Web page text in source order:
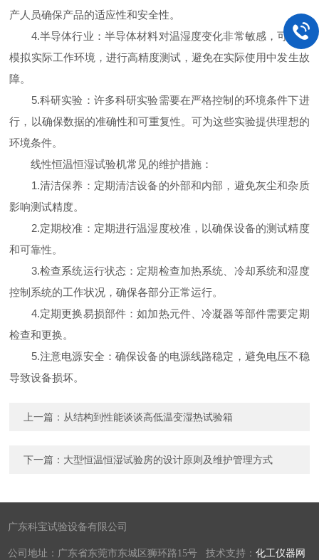
产人员确保产品的适应性和安全性。
4.半导体行业：半导体材料对温湿度变化非常敏感，可用来
模拟实际工作环境，进行高精度测试，避免在实际使用中发生故
障。
5.科研实验：许多科研实验需要在严格控制的环境条件下进
行，以确保数据的准确性和可重复性。可为这些实验提供理想的
环境条件。
线性恒温恒湿试验机常见的维护措施：
1.清洁保养：定期清洁设备的外部和内部，避免灰尘和杂质
影响测试精度。
2.定期校准：定期进行温湿度校准，以确保设备的测试精度
和可靠性。
3.检查系统运行状态：定期检查加热系统、冷却系统和湿度
控制系统的工作状况，确保各部分正常运行。
4.定期更换易损部件：如加热元件、冷凝器等部件需要定期
检查和更换。
5.注意电源安全：确保设备的电源线路稳定，避免电压不稳
导致设备损坏。
上一篇： 从结构到性能谈谈高低温变湿热试验箱
下一篇： 大型恒温恒湿试验房的设计原则及维护管理方式
广东科宝试验设备有限公司
公司地址：广东省东莞市东城区狮环路15号 技术支持：化工仪器网